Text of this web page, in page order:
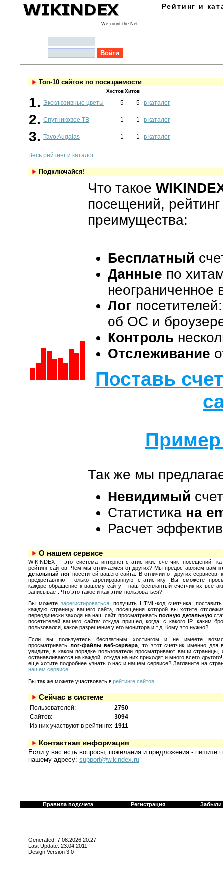
Рейтинг и
We count the Net
Топ-10 сайтов по посещаемости
ХостовХитов
1. Эксклюзивные цветы 5 5 в каталог
2. Спутниковое ТВ 1 1 в каталог
3. Tavo Augalas 1 1 в каталог
Весь рейтинг и каталог
Подключайся!
Что такое
посещений,
преимущества:
Бесплатный
Данные по
неограниченное
Лог
об ОС и
Контроль
Отслеживание
Поставь
Пример
Так же мы
Невидимый
Статистика на
Расчет
О нашем сервисе
WIKINDEX - это система интернет-статистики: счетчик посещений,
рейтинг сайтов. Чем мы отличаемся от других? Мы предоставляем вам
детальный лог посетитей вашего сайта. В отличии от других сервисов,
предоставляют только агрегированную статистику. Вы сможете
каждое обращение к вашему сайту - наш бесплантый счетчик их все
записывает. Что это такое и как этим пользоваться?
Вы можете зарегистироваться , получить HTML-код счетчика,
каждую страницу вашего сайта, посещения которой вы хотите
переодически заходя на наш сайт, просматриватьполную детальную
посетителей вашего сайта: откуда пришел, когда, с какого IP, каким
пользовался, какое разрешение у его монитора и т.д. Кому это нужно?
Если вы пользуетесь бесплатным хостингом и не имеете
просматривать лог-файлы веб-сервера , то этот счетчик именно для
увидите, в каком порядке пользователи просматривают ваши страницы,
останавливаются на каждой, откуда на них приходят и много всего
еще хотите подробнее узнать о нас и нашем сервисе? Загляните на
нашем сервисе
Вы так же можете участвовать в рейтинге сайтов
Сейчас в системе
Пользователей:
2750
Сайтов:
3094
Из них участвуют в рейтинге: 1911
Контактная информация
Если у вас есть вопросы, пожелания и предложения - пишите
нашему адресу: support@wikindex.ru
Правила подсчета Регистрация Забыли
Generated: 7.08.2026 20:27
Last Update: 23.04.2011
Design Version 3.0